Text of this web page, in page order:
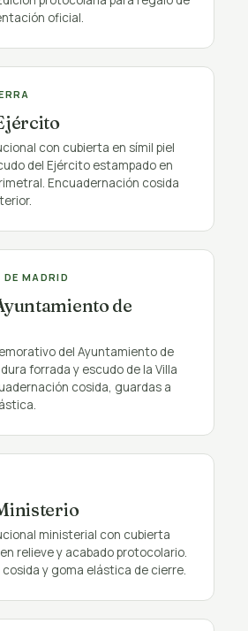
oficial.
con cubierta en símil piel
del Ejército estampado en
Encuadernación cosida
MADRID
de
del Ayuntamiento de
forrada y escudo de la Villa
cosida, guardas a
ministerial con cubierta
relieve y acabado protocolario.
y goma elástica de cierre.